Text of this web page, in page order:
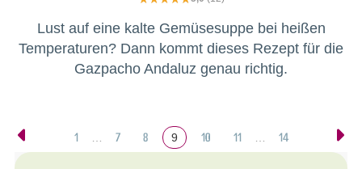
Lust auf eine kalte Gemüsesuppe bei heißen
Temperaturen? Dann kommt dieses Rezept für die
Gazpacho Andaluz genau richtig.
1 7 8 9 10 11 14